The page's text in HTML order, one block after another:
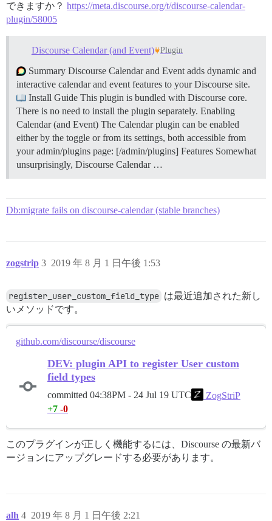
できますか？ https://meta.discourse.org/t/discourse-calendar-
plugin/58005
Discourse Calendar (and Event) Plugin
Summary Discourse Calendar and Event adds dynamic and
interactive calendar and event features to your Discourse site.
Install Guide This plugin is bundled with Discourse core.
There is no need to install the plugin separately. Enabling
Calendar (and Event) The Calendar plugin can be enabled
either by the toggle or from its settings, both accessible from
your admin/plugins page: [/admin/plugins] Features Somewhat
unsurprisingly, Discourse Calendar …
Db:migrate fails on discourse-calendar (stable branches)
zogstrip 2019 年 8 月 1 日午後 1:53
3
register_user_custom_field_type は最近追加された新し
いメソッドです。
github.com/discourse/discourse
DEV: plugin API to register User custom
field types
committed 04:38PM - 24 Jul 19 UTC
ZogStriP
+7 -0
このプラグインが正しく機能するには、Discourse の最新バ
ージョンにアップグレードする必要があります。
alh 2019 年 8 月 1 日午後 2:21
4